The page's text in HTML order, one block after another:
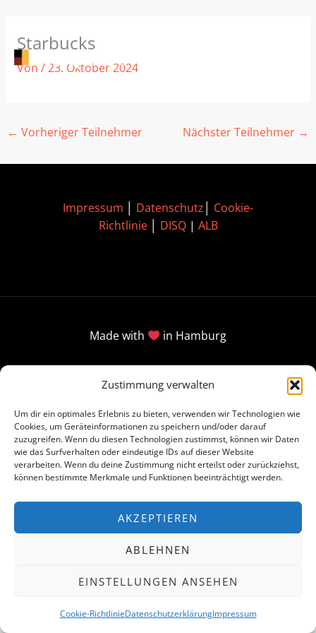
Zustimmung verwalten
Um dir ein optimales Erlebnis zu bieten, verwenden wir Technologien wie
Cookies, um Geräteinformationen zu speichern und/oder darauf
zuzugreifen. Wenn du diesen Technologien zustimmst, können wir Daten
wie das Surfverhalten oder eindeutige IDs auf dieser Website
verarbeiten. Wenn du deine Zustimmung nicht erteilst oder zurückziehst,
können bestimmte Merkmale und Funktionen beeinträchtigt werden.
AKZEPTIEREN
ABLEHNEN
EINSTELLUNGEN ANSEHEN
Cookie-RichtlinieDatenschutzerklärungImpressum
Inhalt
springen
Starbucks
Von /23. Oktober 2024
← Vorheriger Teilnehmer Nächster Teilnehmer →
Impressum Datenschutz
Cookie-
Richtlinie│ DISQ| ALB
Made with in Hamburg